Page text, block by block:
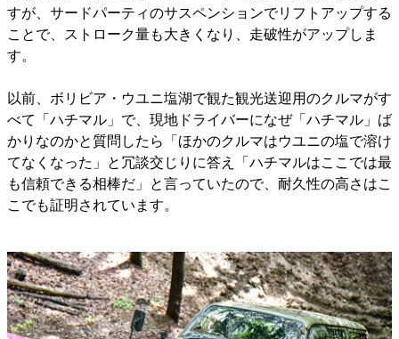
すが、サードパーティのサスペンションでリフトアップする
ことで、ストローク量も大きくなり、走破性がアップしま
す。
以前、ボリビア・ウユニ塩湖で観た観光送迎用のクルマがす
べて「ハチマル」で、現地ドライバーになぜ「ハチマル」ば
かりなのかと質問したら「ほかのクルマはウユニの塩で溶け
てなくなった」と冗談交じりに答え「ハチマルはここでは最
も信頼できる相棒だ」と言っていたので、耐久性の高さはこ
こでも証明されています。